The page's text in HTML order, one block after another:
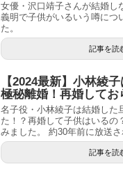
女優・沢口靖子さんが結婚し
義明で子供がいるいう噂につ
た。
記事を読
【2024最新】小林綾
極秘離婚！再婚して
名子役・小林綾子は結婚した
た！？再婚して子供はいるの
みました。 約30年前に放送
記事を読